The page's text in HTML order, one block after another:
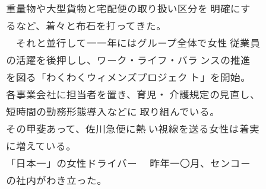
重量物や大型貨物と宅配便の取り扱い区分を 明確にす
るなど、着々と布石を打ってきた。
それと並行して一一年にはグループ全体で女性 従業員
の活躍を後押しし、ワーク・ライフ・バラ ンスの推進
を図る「わくわくウィメンズプロジェク ト」を開始。
各事業会社に担当者を置き、育児・ 介護規定の見直し、
短時間の勤務形態導入などに 取り組んでいる。
その甲斐あって、佐川急便に熱 い視線を送る女性は着実
に増えている。
「日本一」の女性ドライバー 昨年一〇月、センコー
の社内がわき立った。